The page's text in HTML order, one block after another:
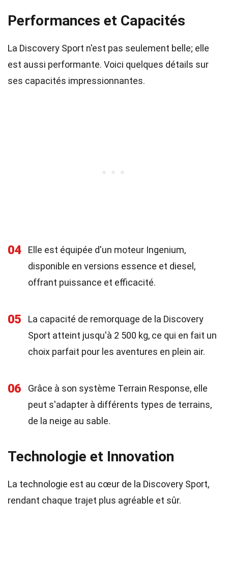
Performances et Capacités
La Discovery Sport n'est pas seulement belle; elle
est aussi performante. Voici quelques détails sur
ses capacités impressionnantes.
04
Elle est équipée d'un moteur Ingenium,
disponible en versions essence et diesel,
offrant puissance et efficacité.
05
La capacité de remorquage de la Discovery
Sport atteint jusqu'à 2 500 kg, ce qui en fait un
choix parfait pour les aventures en plein air.
06
Grâce à son système Terrain Response, elle
peut s'adapter à différents types de terrains,
de la neige au sable.
Technologie et Innovation
La technologie est au cœur de la Discovery Sport,
rendant chaque trajet plus agréable et sûr.